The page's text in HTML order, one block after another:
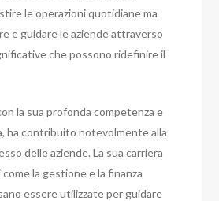
le operazioni quotidiane ma
e guidare le aziende attraverso
che possono ridefinire il
la sua profonda competenza e
ha contribuito notevolmente alla
delle aziende. La sua carriera
la gestione e la finanza
essere utilizzate per guidare